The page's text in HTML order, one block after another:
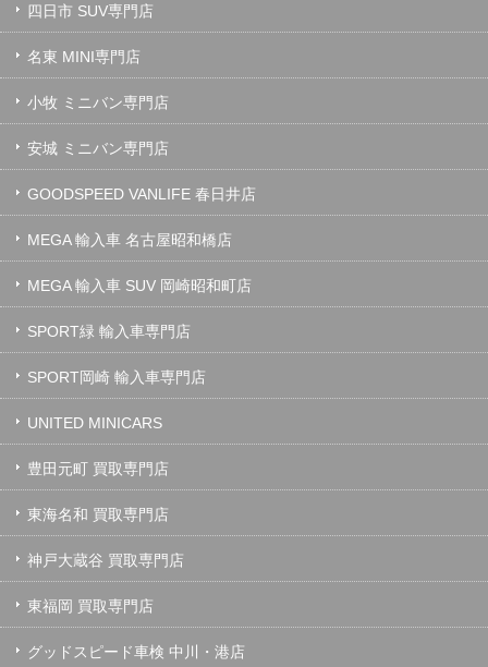
四日市 SUV専門店
名東 MINI専門店
小牧 ミニバン専門店
安城 ミニバン専門店
GOODSPEED VANLIFE 春日井店
MEGA 輸入車 名古屋昭和橋店
MEGA 輸入車 SUV 岡崎昭和町店
SPORT緑 輸入車専門店
SPORT岡崎 輸入車専門店
UNITED MINICARS
豊田元町 買取専門店
東海名和 買取専門店
神戸大蔵谷 買取専門店
東福岡 買取専門店
グッドスピード車検 中川・港店